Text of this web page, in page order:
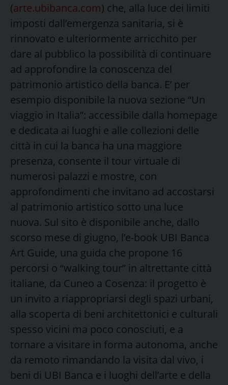
(arte.ubibanca.com) che, alla luce dei limiti
imposti dall’emergenza sanitaria, si è
rinnovato e ulteriormente arricchito per
dare al pubblico la possibilità di continuare
ad approfondire la conoscenza del
patrimonio artistico della banca. E’ per
esempio disponibile la nuova sezione “Un
viaggio in Italia”: accessibile dalla homepage
e dedicata ai luoghi e alle collezioni delle
città in cui la banca ha una maggiore
presenza, consente il tour virtuale di
numerosi palazzi e mostre, con
approfondimenti che invitano ad accostarsi
al patrimonio artistico sotto una luce
nuova. Sul sito è disponibile anche, dallo
scorso mese di giugno, l’e-book UBI Banca
Art Guide, una guida che propone 16
percorsi o “walking tour” in altrettante città
italiane, da Cuneo a Cosenza: il progetto è
un invito a riappropriarsi degli spazi urbani,
alla scoperta di beni architettonici e culturali
spesso vicini ma poco conosciuti, e a
tornare a visitare in forma autonoma, anche
da remoto rimandando la visita dal vivo, i
beni di UBI Banca e i luoghi dell’arte e della